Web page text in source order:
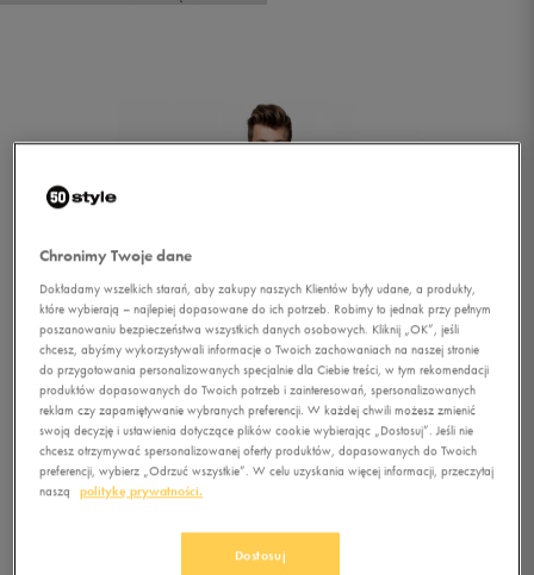
Chronimy Twoje dane
Dokładamy wszelkich starań, aby zakupy naszych Klientów były udane, a produkty,
które wybierają – najlepiej dopasowane do ich potrzeb. Robimy to jednak przy pełnym
poszanowaniu bezpieczeństwa wszystkich danych osobowych. Kliknij „OK”, jeśli
chcesz, abyśmy wykorzystywali informacje o Twoich zachowaniach na naszej stronie
do przygotowania personalizowanych specjalnie dla Ciebie treści, w tym rekomendacji
produktów dopasowanych do Twoich potrzeb i zainteresowań, spersonalizowanych
reklam czy zapamiętywanie wybranych preferencji. W każdej chwili możesz zmienić
swoją decyzję i ustawienia dotyczące plików cookie wybierając „Dostosuj”. Jeśli nie
chcesz otrzymywać spersonalizowanej oferty produktów, dopasowanych do Twoich
preferencji, wybierz „Odrzuć wszystkie”. W celu uzyskania więcej informacji, przeczytaj
naszą
politykę prywatności.
Dostosuj